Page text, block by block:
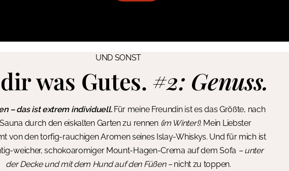
UND SONST
was Gutes. #2: Genuss.
– das ist extrem individuell. Für meine Freundin ist es das Größte, nach
durch den eiskalten Garten zu rennen (im Winter!). Mein Liebster
von den torfig-rauchigen Aromen seines Islay-Whiskys. Und für mich ist
weicher, schokoaromiger Mount-Hagen-Crema auf dem Sofa – unter
der Decke und mit dem Hund auf den Füßen –nicht zu toppen.